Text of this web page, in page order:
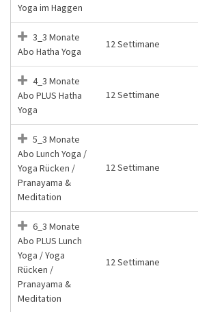
Yoga im Haggen
3_3 Monate
Abo Hatha Yoga
12 Settimane
4_3 Monate
Abo PLUS Hatha
Yoga
12 Settimane
5_3 Monate
Abo Lunch Yoga /
Yoga Rücken /
Pranayama &
Meditation
12 Settimane
6_3 Monate
Abo PLUS Lunch
Yoga / Yoga
Rücken /
Pranayama &
Meditation
12 Settimane